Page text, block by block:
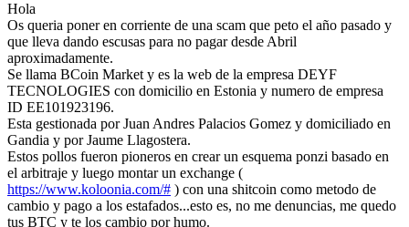
Hola
Os queria poner en corriente de una scam que peto el año pasado y
que lleva dando escusas para no pagar desde Abril
aproximadamente.
Se llama BCoin Market y es la web de la empresa DEYF
TECNOLOGIES con domicilio en Estonia y numero de empresa
ID EE101923196.
Esta gestionada por Juan Andres Palacios Gomez y domiciliado en
Gandia y por Jaume Llagostera.
Estos pollos fueron pioneros en crear un esquema ponzi basado en
el arbitraje y luego montar un exchange (
https://www.koloonia.com/# ) con una shitcoin como metodo de
cambio y pago a los estafados...esto es, no me denuncias, me quedo
tus BTC y te los cambio por humo.